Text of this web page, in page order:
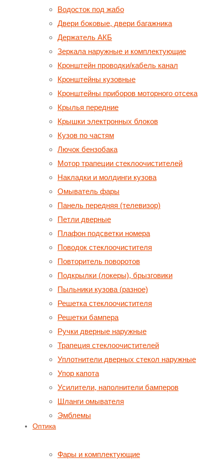
Водосток под жабо
Двери боковые, двери багажника
Держатель АКБ
Зеркала наружные и комплектующие
Кронштейн проводки/кабель канал
Кронштейны кузовные
Кронштейны приборов моторного отсека
Крылья передние
Крышки электронных блоков
Кузов по частям
Лючок бензобака
Мотор трапеции стеклоочистителей
Накладки и молдинги кузова
Омыватель фары
Панель передняя (телевизор)
Петли дверные
Плафон подсветки номера
Поводок стеклоочистителя
Повторитель поворотов
Подкрылки (локеры), брызговики
Пыльники кузова (разное)
Решетка стеклоочистителя
Решетки бампера
Ручки дверные наружные
Трапеция стеклоочистителей
Уплотнители дверных стекол наружные
Упор капота
Усилители, наполнители бамперов
Шланги омывателя
Эмблемы
Оптика
Фары и комплектующие